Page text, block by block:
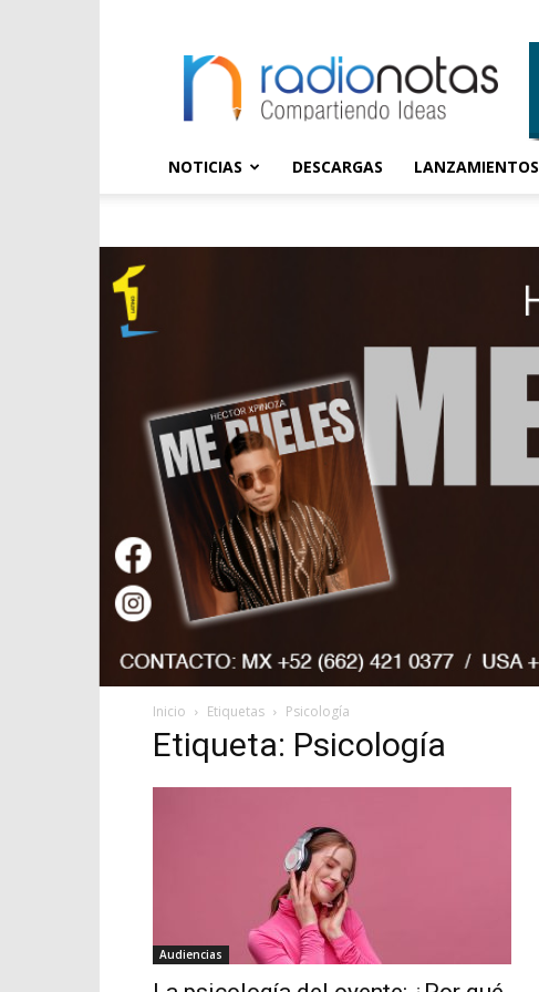
NOTICIAS DESCARGAS LANZAMIENTOS
Inicio Etiquetas Psicología
Etiqueta: Psicología
Audiencias